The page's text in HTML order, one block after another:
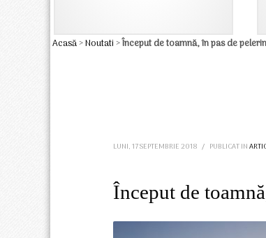
Acasă>Noutati>Început de toamnă, în pas de
LUNI, 17 SEPTEMBRIE 2018 / PUBLICAT IN
Început de